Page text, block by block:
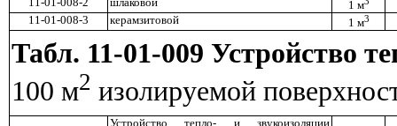
1 м
11-01-008-3 керамзитовой 1 м3
Табл. 11-01-009 Устройство
100 м2 изолируемой
Устройство тепло- и звукоизоляции